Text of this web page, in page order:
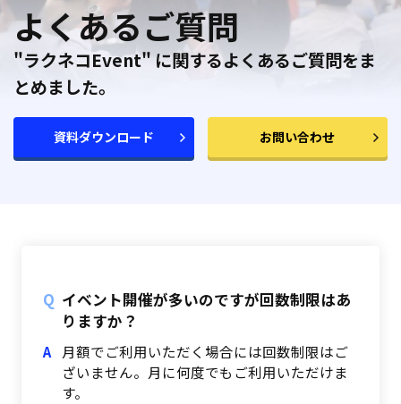
よくあるご質問
"ラクネコEvent" に関するよくあるご質問をま
とめました。
資料ダウンロード お問い合わせ
イベント開催が多いのですが回数制限はあ
りますか？
月額でご利用いただく場合には回数制限はご
ざいません。月に何度でもご利用いただけま
す。